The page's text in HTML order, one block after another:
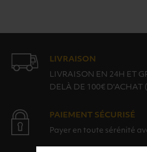
LIVRAISON
LIVRAISON EN 24H ET
DELÀ DE 100€ D'ACHAT
PAIEMENT SÉCURISÉ
Payer en toute sérénité